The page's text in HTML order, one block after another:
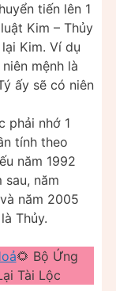
tiến lên 1
Kim – Thủy
Kim. Ví dụ
mệnh là
ấy sẽ có niên
phải nhớ 1
tính theo
năm 1992
sau, năm
năm 2005
Thủy.
🌻 Bộ Ứng
Tài Lộc